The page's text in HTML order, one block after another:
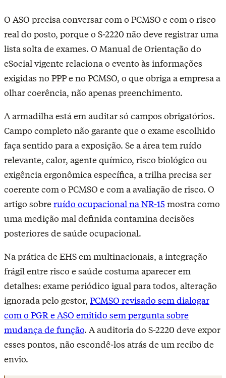
O ASO precisa conversar com o PCMSO e com o risco
real do posto, porque o S-2220 não deve registrar uma
lista solta de exames. O Manual de Orientação do
eSocial vigente relaciona o evento às informações
exigidas no PPP e no PCMSO, o que obriga a empresa a
olhar coerência, não apenas preenchimento.
A armadilha está em auditar só campos obrigatórios.
Campo completo não garante que o exame escolhido
faça sentido para a exposição. Se a área tem ruído
relevante, calor, agente químico, risco biológico ou
exigência ergonômica específica, a trilha precisa ser
coerente com o PCMSO e com a avaliação de risco. O
artigo sobreruído ocupacional na NR-15 mostra como
uma medição mal definida contamina decisões
posteriores de saúde ocupacional.
Na prática de EHS em multinacionais, a integração
frágil entre risco e saúde costuma aparecer em
detalhes: exame periódico igual para todos, alteração
ignorada pelo gestor, PCMSO revisado sem dialogar
com o PGR e ASO emitido sem pergunta sobre
mudança de função. A auditoria do S-2220 deve expor
esses pontos, não escondê-los atrás de um recibo de
envio.